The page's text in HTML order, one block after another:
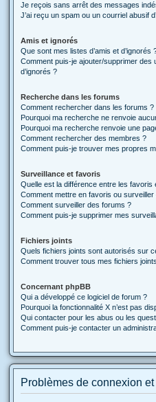
Je reçois sans arrêt des messages
J’ai reçu un spam ou un courriel abusif
Amis et ignorés
Que sont mes listes d’amis et d’ignorés
Comment puis-je ajouter/supprimer des
d’ignorés ?
Recherche dans les forums
Comment rechercher dans les forums ?
Pourquoi ma recherche ne renvoie
Pourquoi ma recherche renvoie une
Comment rechercher des membres ?
Comment puis-je trouver mes propres
Surveillance et favoris
Quelle est la différence entre les favoris
Comment mettre en favoris ou
Comment surveiller des forums ?
Comment puis-je supprimer mes
Fichiers joints
Quels fichiers joints sont autorisés sur
Comment trouver tous mes fichiers
Concernant phpBB
Qui a développé ce logiciel de forum ?
Pourquoi la fonctionnalité X n’est pas
Qui contacter pour les abus ou les
Comment puis-je contacter un
Problèmes de connexion et